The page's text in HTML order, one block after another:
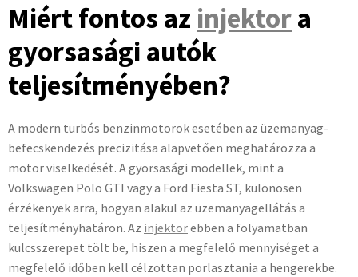
Miért fontos az injektora
gyorsasági autók
teljesítményében?
A modern turbós benzinmotorok esetében az üzemanyag-
befecskendezés precizitása alapvetően meghatározza a
motor viselkedését. A gyorsasági modellek, mint a
Volkswagen Polo GTI vagy a Ford Fiesta ST, különösen
érzékenyek arra, hogyan alakul az üzemanyagellátás a
teljesítményhatáron. Az injektorebben a folyamatban
kulcsszerepet tölt be, hiszen a megfelelő mennyiséget a
megfelelő időben kell célzottan porlasztania a hengerekbe.